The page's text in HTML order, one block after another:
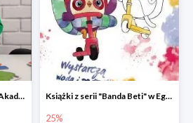
Zwierzątka. Pierwsza gra. Akademia Mądrego Dziecka Książki z serii "Banda Beti" w Egmont do -25%
25%